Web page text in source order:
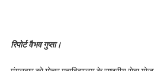
रिपोर्ट वैभव गुप्ता।